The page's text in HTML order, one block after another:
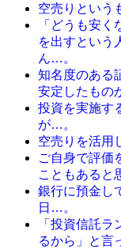
空売りという
「どうも安
を出すという
ん…。
知名度のある
安定したもの
投資を実施す
が…。
空売りを活用
ご自身で評価
こともあると
銀行に預金し
日…。
「投資信託
るから」と言